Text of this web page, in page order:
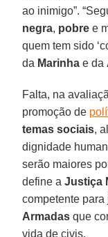
ao inimigo”.
negra, pobre e
quem tem sido
da Marinha e da
Falta, na
promoção de
temas sociais,
dignidade
serão maiores
define aJustiça
competente
Armadas que
vida de civis.